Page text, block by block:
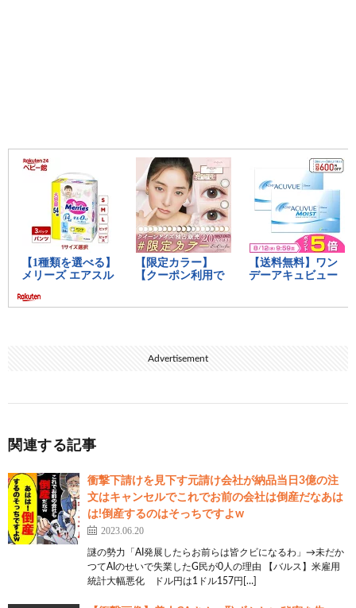
Advertisement
関連する記事
衝撃下請けを見下す元請け会社が納品当日3億の注
文はキャンセルでこれでお前の会社は倒産だなあは
は!倒産するのはそっちですよw
2023.06.20
謎の勢力「AI発展したらお前らは皆クビになるわ」→未だか
つてAIのせいで失業したG民が0人の理由 【バルス】米雇用
統計大幅悪化 ドル円は1ドル157円[…]